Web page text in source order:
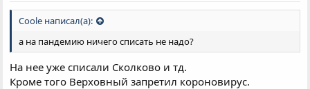
Coole написал(а):
а на пандемию ничего списать не надо?
На нее уже списали Сколково и тд.
Кроме того Верховный запретил короновирус.